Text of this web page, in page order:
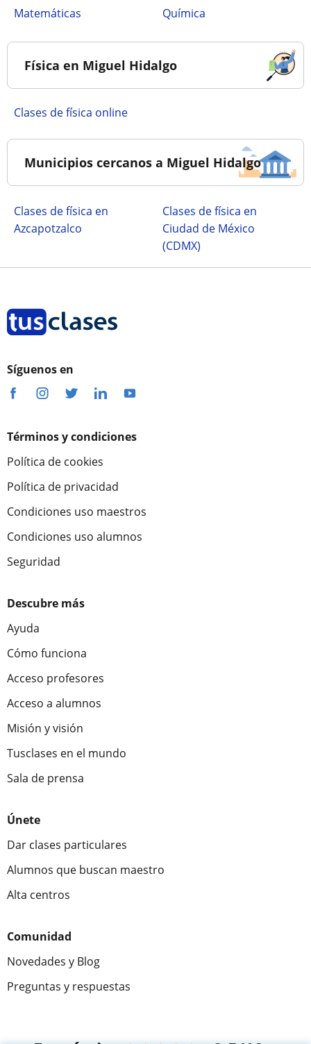
Matemáticas
Química
Física en Miguel Hidalgo
Clases de física online
Municipios cercanos a Miguel Hidalgo
Clases de física en
Azcapotzalco
Clases de física en
Ciudad de México
(CDMX)
Síguenos en
Términos y condiciones
Política de cookies
Política de privacidad
Condiciones uso maestros
Condiciones uso alumnos
Seguridad
Descubre más
Ayuda
Cómo funciona
Acceso profesores
Acceso a alumnos
Misión y visión
Tusclases en el mundo
Sala de prensa
Únete
Dar clases particulares
Alumnos que buscan maestro
Alta centros
Comunidad
Novedades y Blog
Preguntas y respuestas